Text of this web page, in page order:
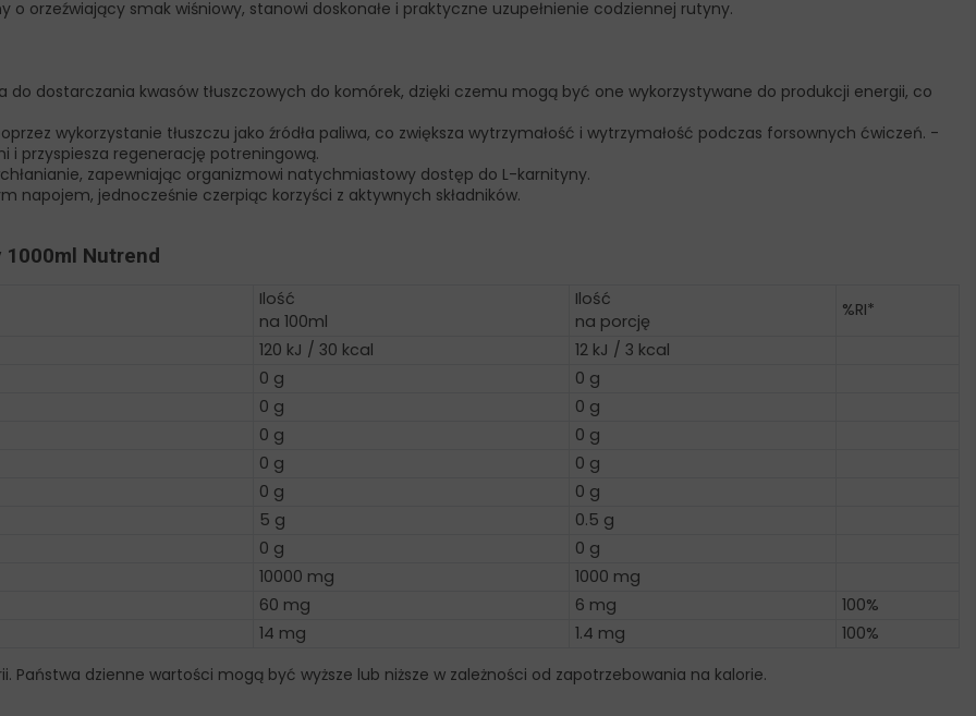
orzeźwiający smak wiśniowy, stanowi doskonałe i praktyczne uzupełnienie codziennej rutyny.
dostarczania kwasów tłuszczowych do komórek, dzięki czemu mogą być one wykorzystywane do produkcji energii, co
wykorzystanie tłuszczu jako źródła paliwa, co zwiększa wytrzymałość i wytrzymałość podczas forsownych ćwiczeń. -
i przyspiesza regenerację potreningową.
zapewniając organizmowi natychmiastowy dostęp do L-karnityny.
napojem, jednocześnie czerpiąc korzyści z aktywnych składników.
Nutrend
Ilość
na 100ml
Ilość
na porcję
%RI*
120 kJ / 30 kcal
12 kJ / 3 kcal
0 g
0 g
0 g
0 g
0 g
0 g
0 g
0 g
0 g
0 g
5 g
0.5 g
0 g
0 g
10000 mg
1000 mg
60 mg 6 mg
100%
14 mg 1.4 mg
100%
dzienne wartości mogą być wyższe lub niższe w zależności od zapotrzebowania na kalorie.